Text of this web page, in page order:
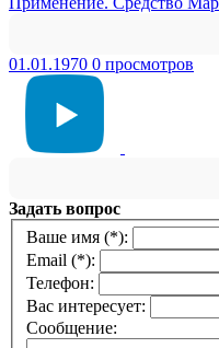
01.01.1970 0 просмотров
Задать вопрос
Ваше имя (*):
Email (*):
Телефон:
Вас интересует:
Сообщение: